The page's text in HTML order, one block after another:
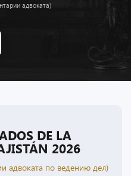
адвоката)
DE LA
2026
адвоката по ведению дел)